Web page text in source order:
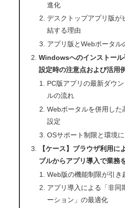
進化
デスクトップアプリ版が
結する理由
アプリ版とWebポータル
Windowsへのインストー
設定時の注意点および活用
PC版アプリの最新ダウ
ルの流れ
Webポータルを併用した
設定
OSサポート制限と環境
【ケース】ブラウザ利用に
ブルからアプリ導入で業務
Web版の機能制限が引き
アプリ導入による「非同
ーション」の最適化